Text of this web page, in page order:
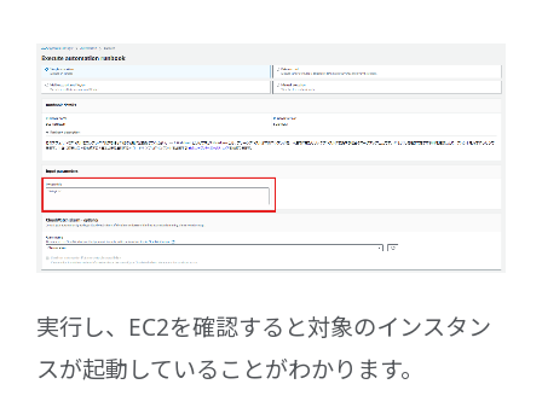
実行し、EC2を確認すると対象のインスタン
スが起動していることがわかります。